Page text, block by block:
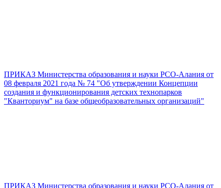
ПРИКАЗ Министерства образования и науки РСО-Алания от
08 февраля 2021 года № 74 "Об утверждении Концепции
создания и функционирования детских технопарков
"Кванториум" на базе общеобразовательных организаций"
ПРИКАЗ Министерства образования и науки РСО-Алания от